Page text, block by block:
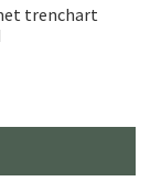
trenchart